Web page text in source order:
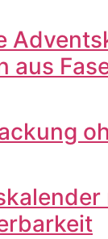
aus